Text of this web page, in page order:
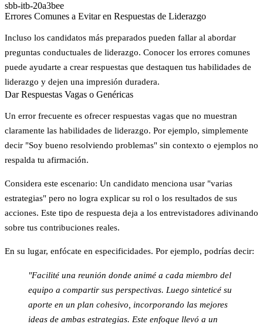
sbb-itb-20a3bee
Errores Comunes a Evitar en Respuestas de Liderazgo
Incluso los candidatos más preparados pueden fallar al abordar
preguntas conductuales de liderazgo. Conocer los errores comunes
puede ayudarte a crear respuestas que destaquen tus habilidades de
liderazgo y dejen una impresión duradera.
Dar Respuestas Vagas o Genéricas
Un error frecuente es ofrecer respuestas vagas que no muestran
claramente las habilidades de liderazgo. Por ejemplo, simplemente
decir "Soy bueno resolviendo problemas" sin contexto o ejemplos no
respalda tu afirmación.
Considera este escenario: Un candidato menciona usar "varias
estrategias" pero no logra explicar su rol o los resultados de sus
acciones. Este tipo de respuesta deja a los entrevistadores adivinando
sobre tus contribuciones reales.
En su lugar, enfócate en especificidades. Por ejemplo, podrías decir:
"Facilité una reunión donde animé a cada miembro del
equipo a compartir sus perspectivas. Luego sinteticé su
aporte en un plan cohesivo, incorporando las mejores
ideas de ambas estrategias. Este enfoque llevó a un